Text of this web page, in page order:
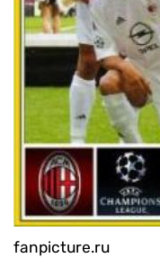
fanpicture.ru